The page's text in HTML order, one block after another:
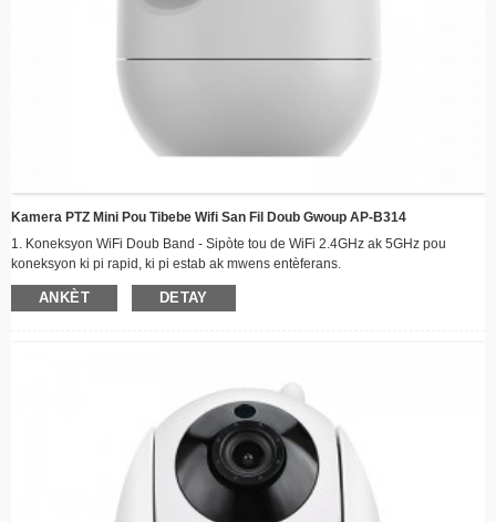
Kamera PTZ Mini Pou Tibebe Wifi San Fil Doub Gwoup AP-B314
1. Koneksyon WiFi Doub Band - Sipòte tou de WiFi 2.4GHz ak 5GHz pou
koneksyon ki pi rapid, ki pi estab ak mwens entèferans.
2. Kouvèti Panoramik ak Enklinasyon 360° – wotasyon orizontal 355° ak
vètikal 90° pou siveyans konplè chanm nan san okenn kwen mouri.
5. Odyo De-Vwayan - Mikwofòn ak oratè entegre pou kominikasyon an tan
reyèl ak pitit ou oswa bèt kay ou a distans.
ANKÈT DETAY